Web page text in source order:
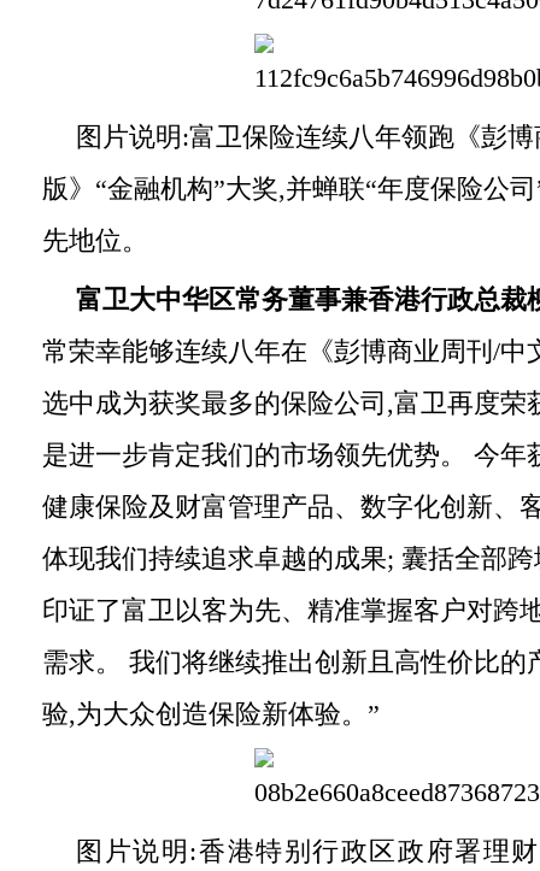
图片说明:富卫保险连续八年领跑《彭
版》“金融机构”大奖,并蝉联“年度保险公
先地位。
富卫大中华区常务董事兼香港行政总裁
常荣幸能够连续八年在《彭博商业周刊/中
选中成为获奖最多的保险公司,富卫再度荣
是进一步肯定我们的市场领先优势。 今年
健康保险及财富管理产品、数字化创新、
体现我们持续追求卓越的成果; 囊括全部
印证了富卫以客为先、精准掌握客户对跨
需求。 我们将继续推出创新且高性价比的
验,为大众创造保险新体验。”
图片说明:香港特别行政区政府署理